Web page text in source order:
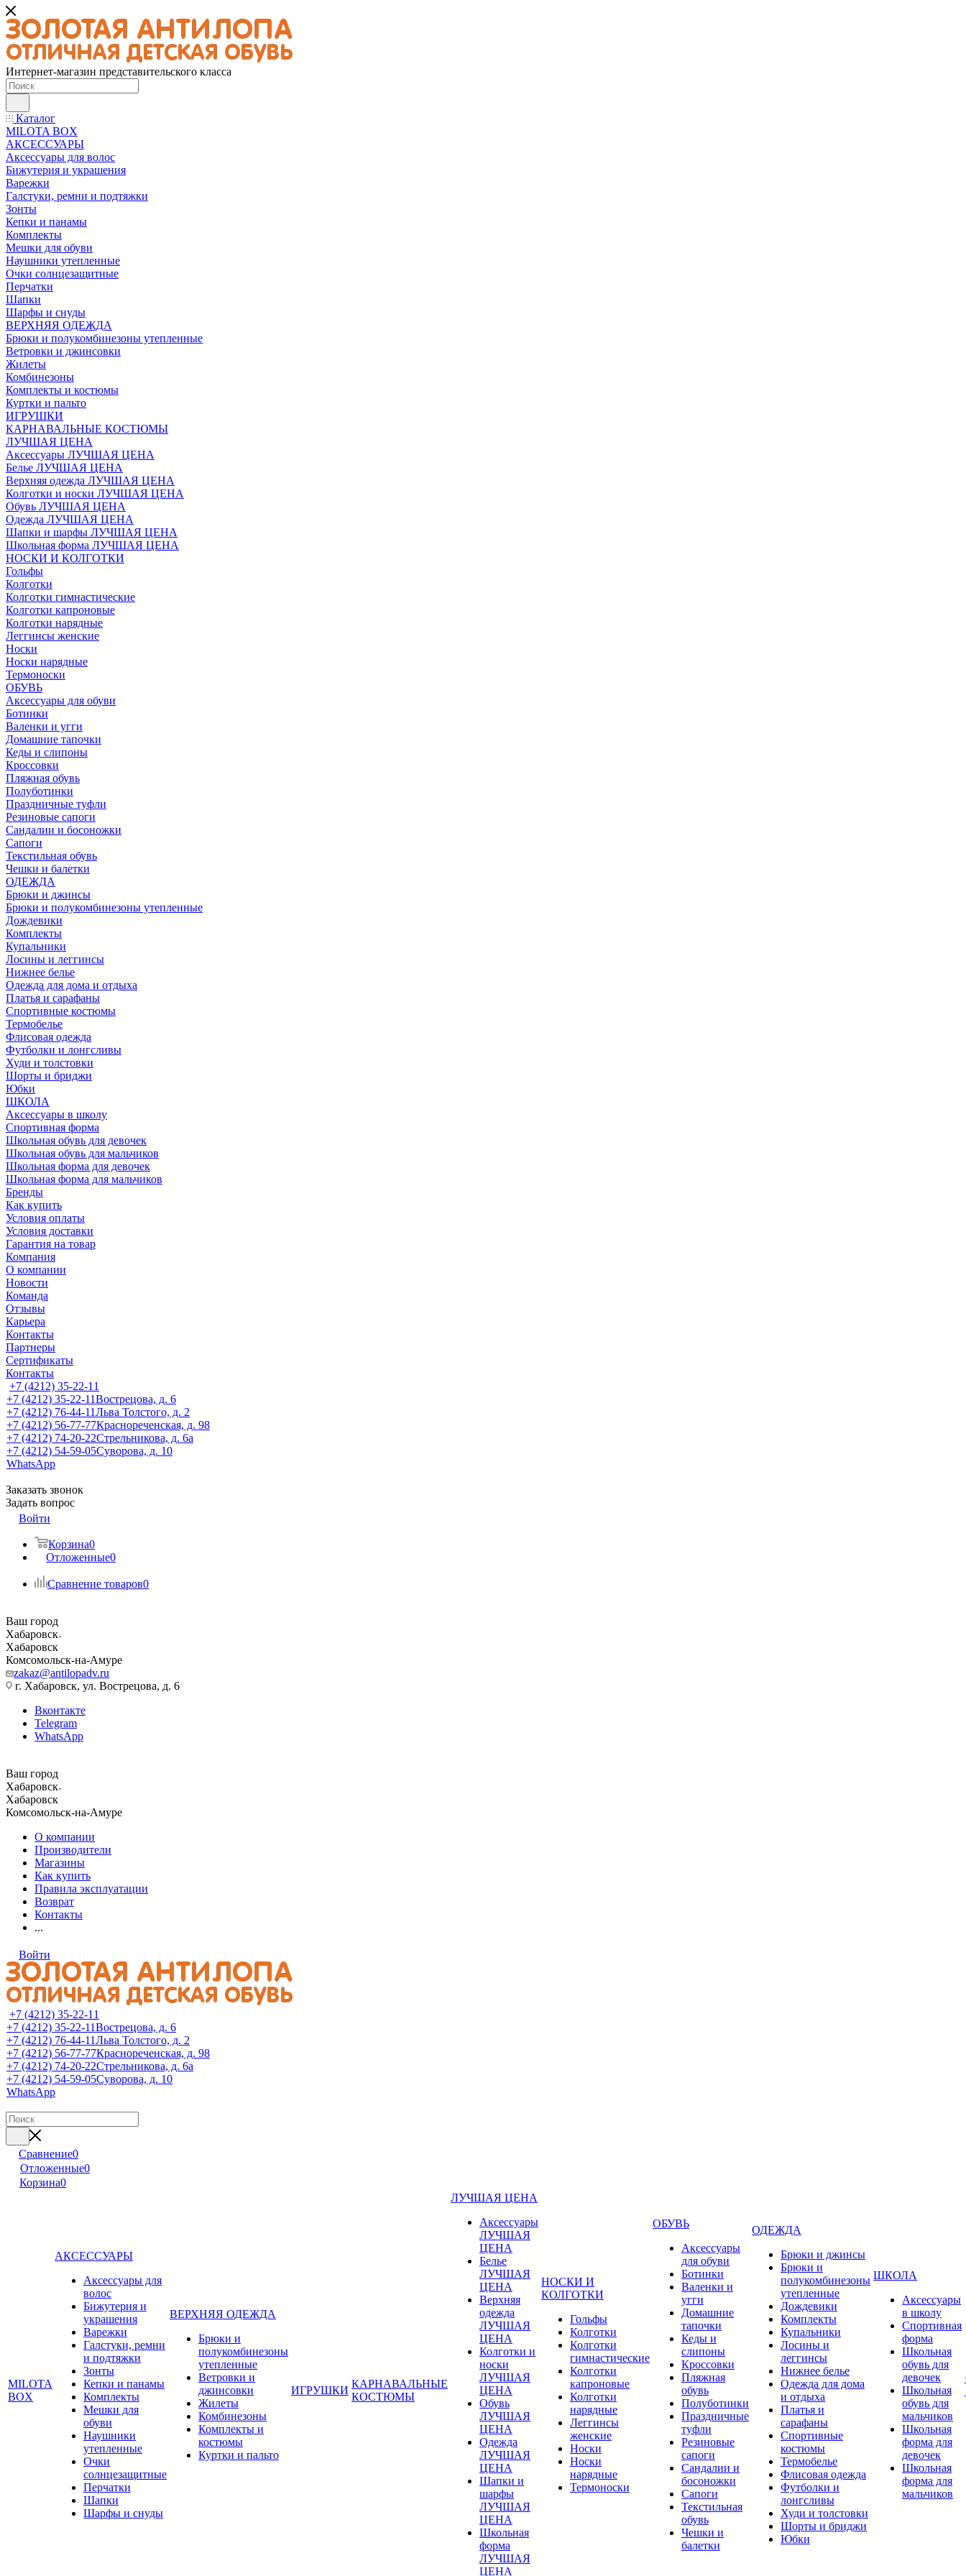
Интернет-магазин представительского класса
Каталог
MILOTA BOX
АКСЕССУАРЫ
Аксессуары для волос
Бижутерия и украшения
Варежки
Галстуки, ремни и подтяжки
Зонты
Кепки и панамы
Комплекты
Мешки для обуви
Наушники утепленные
Очки солнцезащитные
Перчатки
Шапки
Шарфы и снуды
ВЕРХНЯЯ ОДЕЖДА
Брюки и полукомбинезоны утепленные
Ветровки и джинсовки
Жилеты
Комбинезоны
Комплекты и костюмы
Куртки и пальто
ИГРУШКИ
КАРНАВАЛЬНЫЕ КОСТЮМЫ
ЛУЧШАЯ ЦЕНА
Аксессуары ЛУЧШАЯ ЦЕНА
Белье ЛУЧШАЯ ЦЕНА
Верхняя одежда ЛУЧШАЯ ЦЕНА
Колготки и носки ЛУЧШАЯ ЦЕНА
Обувь ЛУЧШАЯ ЦЕНА
Одежда ЛУЧШАЯ ЦЕНА
Шапки и шарфы ЛУЧШАЯ ЦЕНА
Школьная форма ЛУЧШАЯ ЦЕНА
НОСКИ И КОЛГОТКИ
Гольфы
Колготки
Колготки гимнастические
Колготки капроновые
Колготки нарядные
Леггинсы женские
Носки
Носки нарядные
Термоноски
ОБУВЬ
Аксессуары для обуви
Ботинки
Валенки и угги
Домашние тапочки
Кеды и слипоны
Кроссовки
Пляжная обувь
Полуботинки
Праздничные туфли
Резиновые сапоги
Сандалии и босоножки
Сапоги
Текстильная обувь
Чешки и балетки
ОДЕЖДА
Брюки и джинсы
Брюки и полукомбинезоны утепленные
Дождевики
Комплекты
Купальники
Лосины и леггинсы
Нижнее белье
Одежда для дома и отдыха
Платья и сарафаны
Спортивные костюмы
Термобелье
Флисовая одежда
Футболки и лонгсливы
Худи и толстовки
Шорты и бриджи
Юбки
ШКОЛА
Аксессуары в школу
Спортивная форма
Школьная обувь для девочек
Школьная обувь для мальчиков
Школьная форма для девочек
Школьная форма для мальчиков
Бренды
Как купить
Условия оплаты
Условия доставки
Гарантия на товар
Компания
О компании
Новости
Команда
Отзывы
Карьера
Контакты
Партнеры
Сертификаты
Контакты
+7 (4212) 35-22-11
+7 (4212) 35-22-11Вострецова, д. 6
+7 (4212) 76-44-11Льва Толстого, д. 2
+7 (4212) 56-77-77Краснореченская, д. 98
+7 (4212) 74-20-22Стрельникова, д. 6а
+7 (4212) 54-59-05Суворова, д. 10
WhatsApp
Заказать звонок
Задать вопрос
Войти
Корзина0
Отложенные0
Сравнение товаров0
Ваш город
Хабаровск
Хабаровск
Комсомольск-на-Амуре
zakaz@antilopadv.ru
г. Хабаровск, ул. Вострецова, д. 6
Вконтакте
Telegram
WhatsApp
Ваш город
Хабаровск
Хабаровск
Комсомольск-на-Амуре
О компании
Производители
Магазины
Как купить
Правила эксплуатации
Возврат
Контакты
...
Войти
+7 (4212) 35-22-11
+7 (4212) 35-22-11Вострецова, д. 6
+7 (4212) 76-44-11Льва Толстого, д. 2
+7 (4212) 56-77-77Краснореченская, д. 98
+7 (4212) 74-20-22Стрельникова, д. 6а
+7 (4212) 54-59-05Суворова, д. 10
WhatsApp
Сравнение0
Отложенные0
Корзина0
MILOTA
BOX
АКСЕССУАРЫ
Аксессуары для
волос
Бижутерия и
украшения
Варежки
Галстуки, ремни
и подтяжки
Зонты
Кепки и панамы
Комплекты
Мешки для
обуви
Наушники
утепленные
Очки
солнцезащитные
Перчатки
Шапки
Шарфы и снуды
ВЕРХНЯЯ ОДЕЖДА
Брюки и
полукомбинезоны
утепленные
Ветровки и
джинсовки
Жилеты
Комбинезоны
Комплекты и
костюмы
Куртки и пальто
ИГРУШКИ
КАРНАВАЛЬНЫЕ
КОСТЮМЫ
ЛУЧШАЯ ЦЕНА
Аксессуары
ЛУЧШАЯ
ЦЕНА
Белье
ЛУЧШАЯ
ЦЕНА
Верхняя
одежда
ЛУЧШАЯ
ЦЕНА
Колготки и
носки
ЛУЧШАЯ
ЦЕНА
Обувь
ЛУЧШАЯ
ЦЕНА
Одежда
ЛУЧШАЯ
ЦЕНА
Шапки и
шарфы
ЛУЧШАЯ
ЦЕНА
Школьная
форма
ЛУЧШАЯ
ЦЕНА
НОСКИ И
КОЛГОТКИ
Гольфы
Колготки
Колготки
гимнастические
Колготки
капроновые
Колготки
нарядные
Леггинсы
женские
Носки
Носки
нарядные
Термоноски
ОБУВЬ
Аксессуары
для обуви
Ботинки
Валенки и
угги
Домашние
тапочки
Кеды и
слипоны
Кроссовки
Пляжная
обувь
Полуботинки
Праздничные
туфли
Резиновые
сапоги
Сандалии и
босоножки
Сапоги
Текстильная
обувь
Чешки и
балетки
ОДЕЖДА
Брюки и джинсы
Брюки и
полукомбинезоны
утепленные
Дождевики
Комплекты
Купальники
Лосины и
леггинсы
Нижнее белье
Одежда для дома
и отдыха
Платья и
сарафаны
Спортивные
костюмы
Термобелье
Флисовая одежда
Футболки и
лонгсливы
Худи и толстовки
Шорты и бриджи
Юбки
ШКОЛА
Аксессуары
в школу
Спортивная
форма
Школьная
обувь для
девочек
Школьная
обувь для
мальчиков
Школьная
форма для
девочек
Школьная
форма для
мальчиков